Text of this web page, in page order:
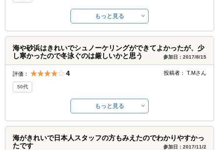
もっと見る
海や砂浜はきれいでシュノーケリングができてよかったが、少
し寒かったので冬泳ぐのは厳しいかと思う
参加日：2017/8/15
評価： 4 投稿者： T.Mさん
50代
もっと見る
海がきれいで日本人スタッフの方もみえたのでわかりやすかっ
たです
参加日：2017/11/2